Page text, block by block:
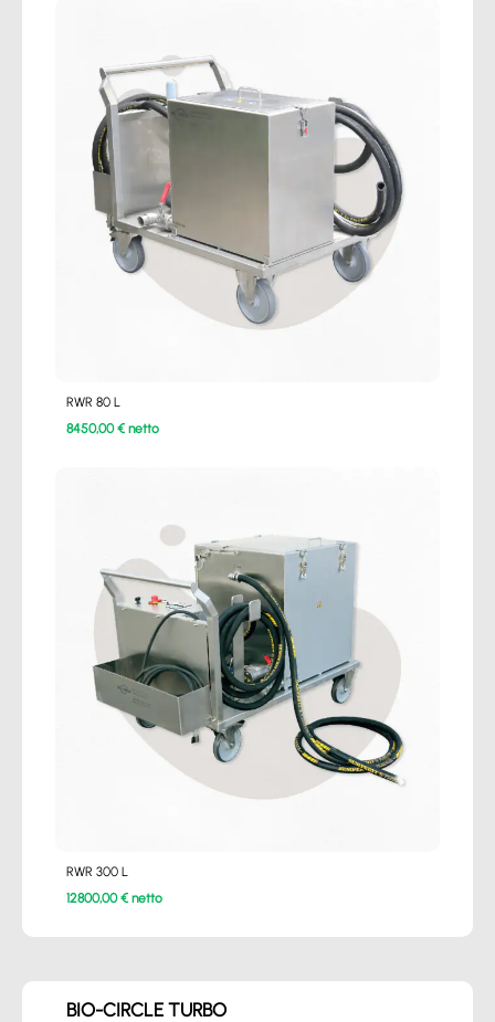
RWR 80 L
8450,00 € netto
RWR 300 L
12800,00 € netto
BIO-CIRCLE TURBO